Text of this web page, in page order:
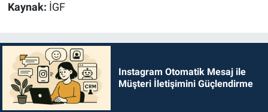
Kaynak: İGF
Instagram Otomatik Mesaj ile
Müşteri İletişimini Güçlendirme